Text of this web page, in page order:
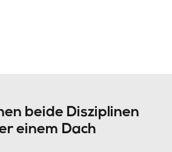
beide Disziplinen
einem Dach